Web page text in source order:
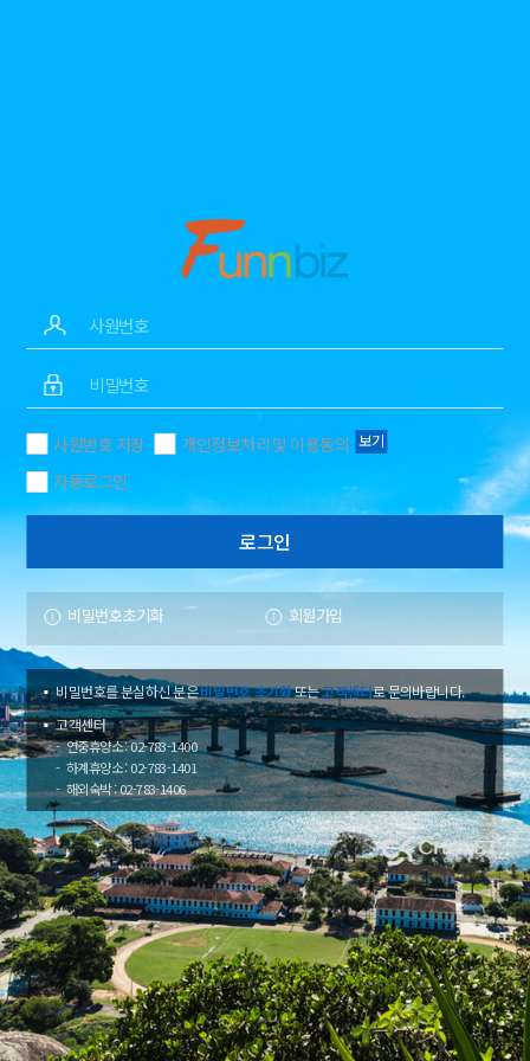
사원번호 저장 개인정보처리 및 이용동의 보기
자동로그인
비밀번호초기화 회원가입
비밀번호를 분실하신 분은비밀번호 초기화또는고객센터로 문의바랍니다.
고객센터
연중휴양소 : 02-783-1400
하계휴양소 : 02-783-1401
해외숙박 : 02-783-1406